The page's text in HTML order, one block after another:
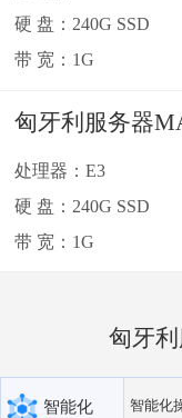
硬 盘：240G SSD
带 宽：1G
匈牙利服务器
处理器：E3
硬 盘：240G SSD
带 宽：1G
匈牙
智能化 智能化